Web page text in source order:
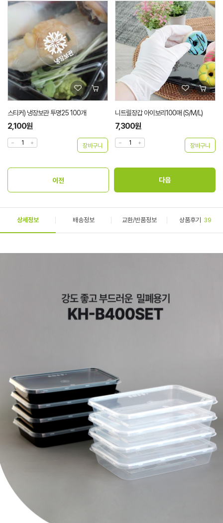
니트릴장갑 아이보리100매 (S/M/L)
7,300원
니트릴장갑 블랙100매 (S/M/L)
7,300원
상세정보 배송정보 교환/반품정보 상품후기 39